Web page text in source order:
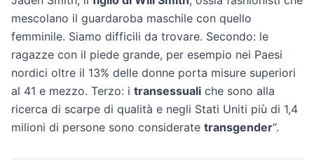
mescolano il guardaroba maschile con quello
femminile. Siamo difficili da trovare. Secondo: le
ragazze con il piede grande, per esempio nei Paesi
nordici oltre il 13% delle donne porta misure superiori
al 41 e mezzo. Terzo: i transessuali che sono alla
ricerca di scarpe di qualità e negli Stati Uniti più di 1,4
milioni di persone sono considerate transgender“.